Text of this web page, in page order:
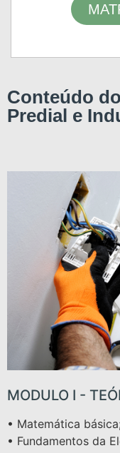
Conteúdo
Predial e
MODULO I -
• Matemática
• Fundamentos da